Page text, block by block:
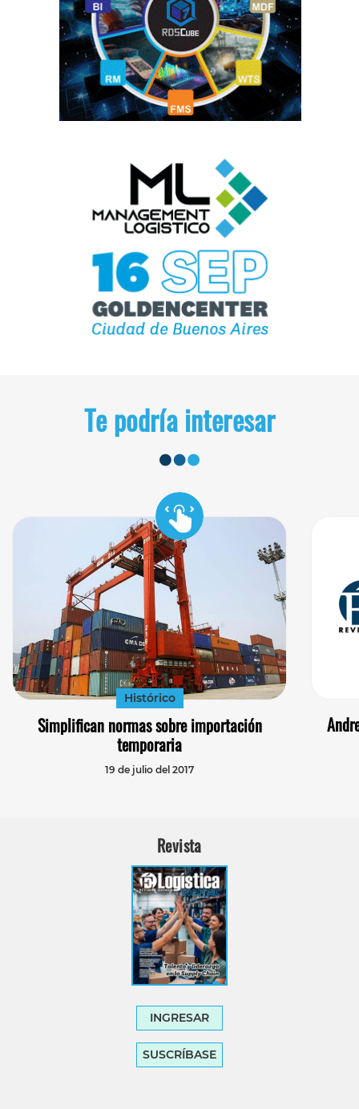
Te podría interesar
Histórico
Simplifican normas sobre importación
temporaria
19 de julio del 2017
Revista
INGRESAR
SUSCRÍBASE